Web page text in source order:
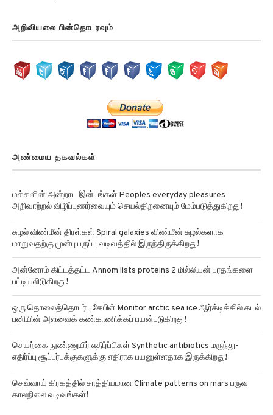
அறிவியலை பின்தொடரவும்
அண்மைய தகவல்கள்
மக்களின் அன்றாட இன்பங்கள் Peoples everyday pleasures
அறிவாற்றல் விழிப்புணர்வையும் செயல்திறனையும் மேம்படுத்துகிறது!
சுழல் விண்மீன் திரள்கள் Spiral galaxies விண்மீன் சுழல்களாக
மாறுவதற்கு முன்பு பருப்பு வடிவத்தில் இருந்திருக்கிறது!
அன்னோம் கிட்டத்தட்ட Annom lists proteins 2 மில்லியன் புரதங்களை
பட்டியலிடுகிறது!
ஒரு தொலைத்தொடர்பு கேபிள் Monitor arctic sea ice ஆர்க்டிக்கில் கடல்
பனியின் அளவைக் கண்காணிக்கப் பயன்படுகிறது!
செயற்கை நுண்ணுயிர் எதிர்ப்பிகள் Synthetic antibiotics மருந்து-
எதிர்ப்பு சூப்பர்பக்குகளுக்கு எதிராக பயனுள்ளதாக இருக்கிறது!
செவ்வாய் கிரகத்தில் சாத்தியமான Climate patterns on mars பருவ
காலநிலை வடிவங்கள்!